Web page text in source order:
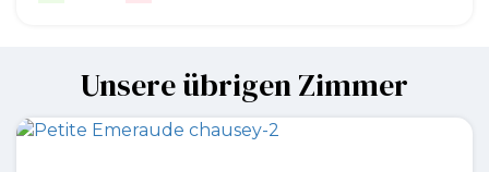
Unsere übrigen Zimmer